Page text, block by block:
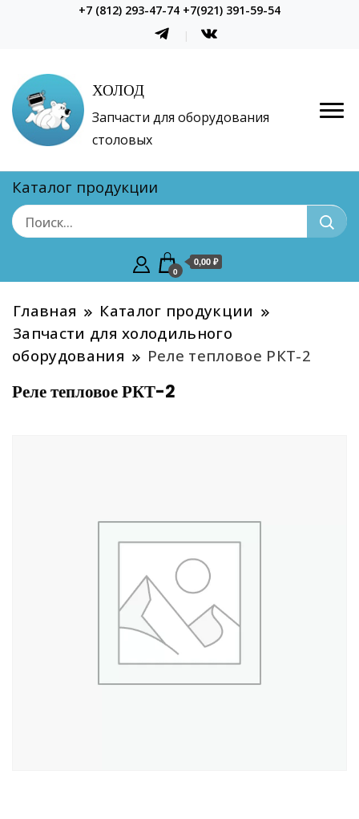
+7 (812) 293-47-74 +7(921) 391-59-54
ХОЛОД
Запчасти для оборудования
столовых
Каталог продукции
0
0,00 ₽
Главная
Каталог продукции
Запчасти для холодильного
оборудования
Реле тепловое РКТ-2
Реле тепловое РКТ-2